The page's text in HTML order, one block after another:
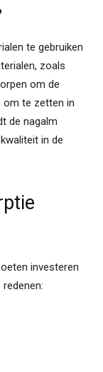
te gebruiken
zoals
om de
om te zetten in
de nagalm
in de
investeren